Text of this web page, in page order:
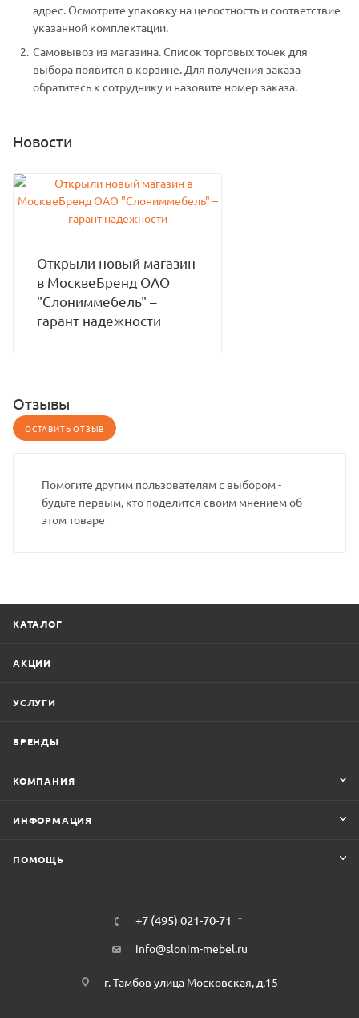
адрес. Осмотрите упаковку на целостность и соответствие
указанной комплектации.
Самовывоз из магазина. Список торговых точек для
выбора появится в корзине. Для получения заказа
обратитесь к сотруднику и назовите номер заказа.
Новости
Открыли новый магазин
в МосквеБренд ОАО
"Слониммебель" –
гарант надежности
Отзывы
ОСТАВИТЬ ОТЗЫВ
Помогите другим пользователям с выбором -
будьте первым, кто поделится своим мнением об
этом товаре
КАТАЛОГ
АКЦИИ
УСЛУГИ
БРЕНДЫ
КОМПАНИЯ
ИНФОРМАЦИЯ
ПОМОЩЬ
+7 (495) 021-70-71
info@slonim-mebel.ru
г. Тамбов улица Московская, д.15